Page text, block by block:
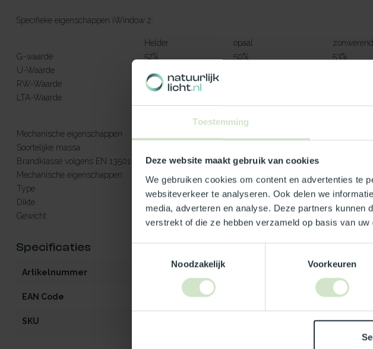
Toestemming
Deze website maakt gebruik van cookies
We gebruiken cookies om content en advertenties te
websiteverkeer te analyseren. Ook delen we
media, adverteren en analyse. Deze partners kunnen
verstrekt of die ze hebben verzameld op basis van
Noodzakelijk
Voorkeuren
Specifieke eigenschappen iWindow 2:
Helder opaal
zonwerend
G-waarde
52% 50%
53%
U-Waarde
RW-Waarde
39 (-3,-7) dB
LTA-Waarde
Mechanische eigenschappen
Soortelijke massa
Brandklasse volgens EN 13501-1
E
Mechanische eigenschappen
HR++ dubbel glas
Type
Gelaagd (binnenblad). Gehard (buitenblad)
Dikte
Gewicht
± 35 à 44 kg/m²
Specificaties
Artikelnummer iW2-V-105x225
EAN Code 5412970925583
SKU